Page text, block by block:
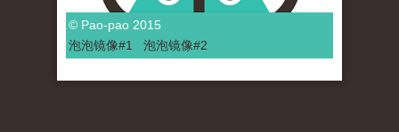
© Pao-pao 2015
泡泡镜像#1 泡泡镜像#2